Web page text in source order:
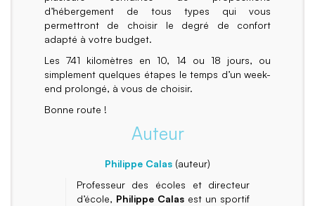
d’hébergement de tous types qui vous
permettront de choisir le degré de confort
adapté à votre budget.
Les 741 kilomètres en 10, 14 ou 18 jours, ou
simplement quelques étapes le temps d’un week-
end prolongé, à vous de choisir.
Bonne route !
Auteur
Philippe Calas (auteur)
Professeur des écoles et directeur
d’école, Philippe Calas est un sportif